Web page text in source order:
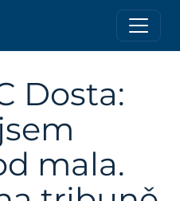
Dosta:
mala.